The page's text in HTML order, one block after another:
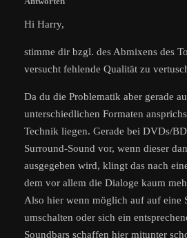
Hi Harry,
stimme dir bzgl. des Abmixens des
versucht fehlende Qualität zu
Da du die Problematik aber gerade
unterschiedlichen Formaten
Technik liegen. Gerade bei DVDs/
Surround-Sound vor, wenn dieser
ausgegeben wird, klingt das nach
dem vor allem die Dialoge kaum
Also hier wenn möglich auf auf eine
umschalten oder sich ein
Soundbars schaffen hier mitunter